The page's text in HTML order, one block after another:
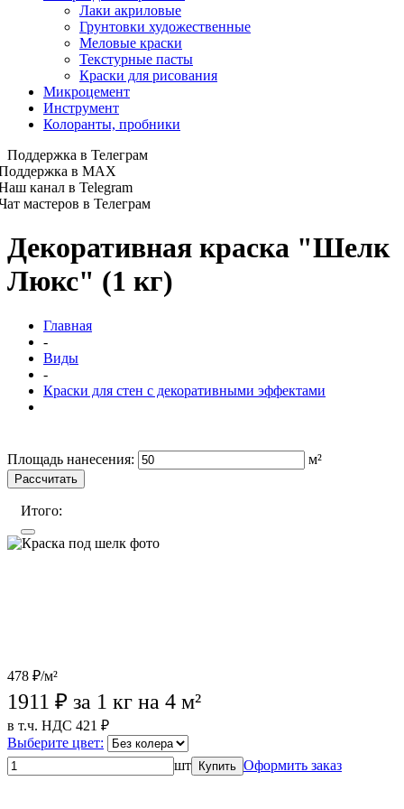
Лаки акриловые
Грунтовки художественные
Меловые краски
Текстурные пасты
Краски для рисования
Микроцемент
Инструмент
Колоранты, пробники
Поддержка в Телеграм
в MAX
канал в Telegram
мастеров в Телеграм
Декоративная краска "Шелк
Люкс" (1 кг)
Главная
-
Виды
-
Краски для стен с декоративными эффектами
Площадь нанесения:
м²
Рассчитать
Итого:
478 ₽/м²
1911 ₽ за 1 кг на 4 м²
в т.ч. НДС 421 ₽
Выберите цвет:
шт
Купить Оформить заказ